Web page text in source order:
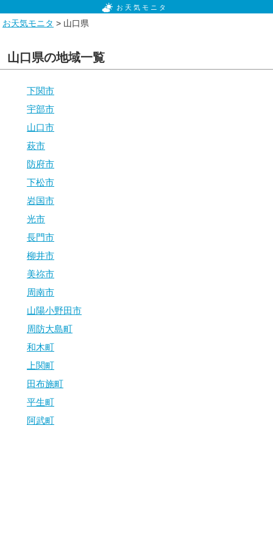
お天気モニタ
お天気モニタ > 山口県
山口県の地域一覧
下関市
宇部市
山口市
萩市
防府市
下松市
岩国市
光市
長門市
柳井市
美祢市
周南市
山陽小野田市
周防大島町
和木町
上関町
田布施町
平生町
阿武町